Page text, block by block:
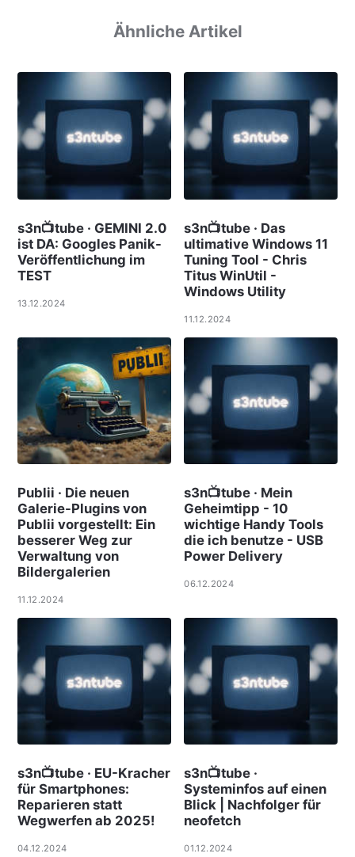
Ähnliche Artikel
s3n📺tube · GEMINI 2.0
ist DA: Googles Panik-
Veröffentlichung im
TEST
13.12.2024
s3n📺tube · Das
ultimative Windows 11
Tuning Tool - Chris
Titus WinUtil -
Windows Utility
11.12.2024
Publii · Die neuen
Galerie-Plugins von
Publii vorgestellt: Ein
besserer Weg zur
Verwaltung von
Bildergalerien
11.12.2024
s3n📺tube · Mein
Geheimtipp - 10
wichtige Handy Tools
die ich benutze - USB
Power Delivery
06.12.2024
s3n📺tube · EU-Kracher
für Smartphones:
Reparieren statt
Wegwerfen ab 2025!
04.12.2024
s3n📺tube ·
Systeminfos auf einen
Blick | Nachfolger für
neofetch
01.12.2024